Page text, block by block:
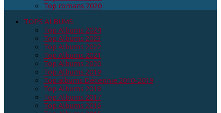
Top romans 2020
TOPS ALBUMS
Top Albums 2024
Top Albums 2023
Top Albums 2022
Top Albums 2021
Top Albums 2020
Top Albums 2019
Top albums Décennie 2010-2019
Top Albums 2018
Top Albums 2017
Top Albums 2016